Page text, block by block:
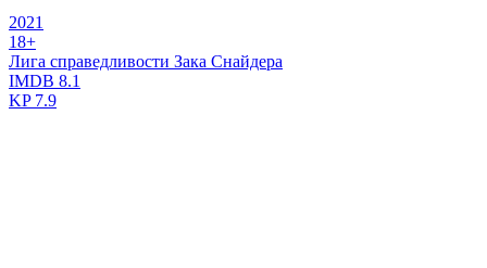
2021
18+
Лига справедливости Зака Снайдера
IMDB 8.1
KP7.9